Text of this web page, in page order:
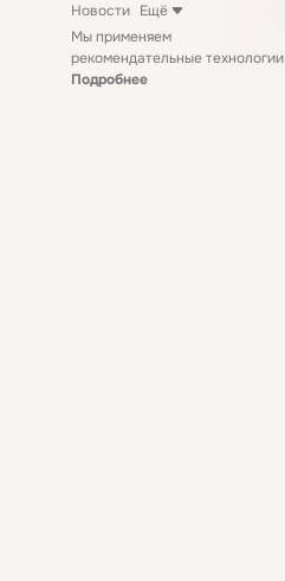
Новости Ещё
Мы применяем
рекомендательные технологии
Подробнее